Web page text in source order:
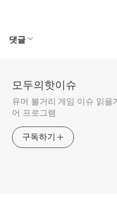
댓글
모두의핫이슈
유머 볼거리 게임 이슈 읽을
어 프로그램
구독하기